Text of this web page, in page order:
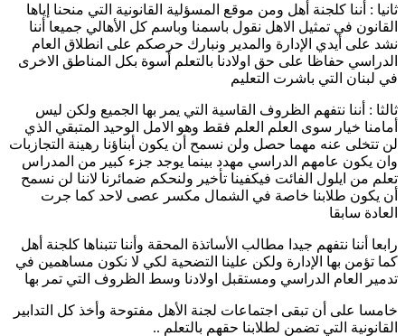
ثانيا : أننا كلجنة أهل ومن موقع المسؤلية القانونية التي منحنا إياها
القانون في تمثيل الاهل نقول باسمنا وباسم كل الأهالي جميعا أننا
نشد على أيدي الإدارة والمدير ونبارك حرصكم على انطلاق العام
الدراسي حفاظا على حق اولادنا بالتعلم أسوة بكل المناطق الاخرى
في لبنان التي باشرت التعليم
ثالثا : أننا نتفهم الظروف القاسية التي يمر بها الجميع ولكن ليس
أمامنا خيار سوى العلم العلم فقط وهو الامل الوحيد المتبقي الذي
لن تتخلى عنه مهما حصل ولن نسمح أن يكون أبناؤنا رهينة التجازبات
وان يكون عامهم الدراسي مهدد بينما يوجد جزء كبير من المدراس
تعلم من ايلول الفائت فيكفينا تأخير ولنحكم ضمائرنا لاننا لن نسمح
أن يكون طلابنا خاصة في الشمال مكسر عصى لاحد كما جرت
العادة سابقا
رابعا أننا نتفهم جيدا مطالب الأساتذة المحقة وأننا تتبناها كلجنة أهل
كما تؤمن بها الإدارة ولكن علينا التضحية لكي لا نكون مساهمين في
تدمير العام الدراسي ومستقبل اولادنا وسط الظروف التي تمر بها
خامسا على أن تبقى اجتماعات لجنة الأهل مفتوحة وأخذ كل التدابير
القانونية التي تضمن لطلابنا حقهم بالتعلم ..